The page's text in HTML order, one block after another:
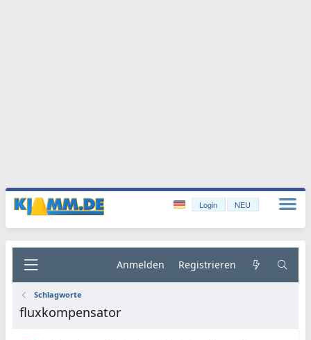
Login NEU
Anmelden Registrieren
Schlagworte
fluxkompensator